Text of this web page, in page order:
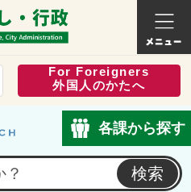
常総市公式ホームページ
くらし
For Foreigners
外国人のかたへ
各課から探す